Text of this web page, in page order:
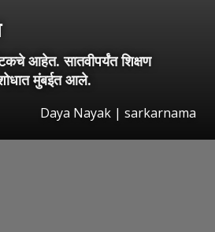
आहेत. सातवीपर्यंत शिक्षण
मुंबईत आले.
Daya Nayak | sarkarnama